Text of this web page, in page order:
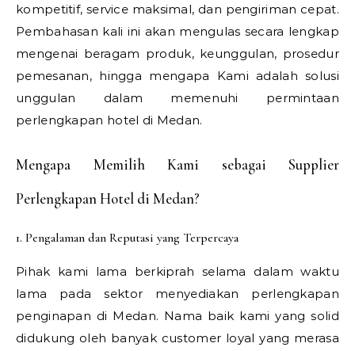
kompetitif, service maksimal, dan pengiriman cepat.
Pembahasan kali ini akan mengulas secara lengkap
mengenai beragam produk, keunggulan, prosedur
pemesanan, hingga mengapa Kami adalah solusi
unggulan dalam memenuhi permintaan
perlengkapan hotel di Medan.
Mengapa Memilih Kami sebagai Supplier
Perlengkapan Hotel di Medan?
1. Pengalaman dan Reputasi yang Terpercaya
Pihak kami lama berkiprah selama dalam waktu
lama pada sektor menyediakan perlengkapan
penginapan di Medan. Nama baik kami yang solid
didukung oleh banyak customer loyal yang merasa